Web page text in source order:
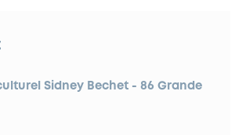
Sidney Bechet - 86 Grande